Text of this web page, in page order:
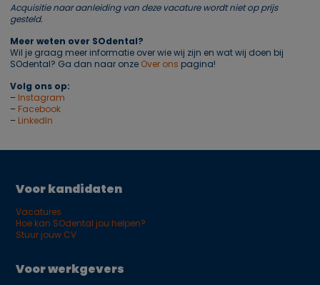
Acquisitie naar aanleiding van deze vacature wordt niet op prijs
gesteld.
Meer weten over SOdental?
Wil je graag meer informatie over wie wij zijn en wat wij doen bij
SOdental? Ga dan naar onze Over ons pagina!
Volg ons op:
– Instagram
– Facebook
– LinkedIn
Voor kandidaten
Vacatures
Hoe kan SOdental jou helpen?
Stuur jouw CV
Voor werkgevers